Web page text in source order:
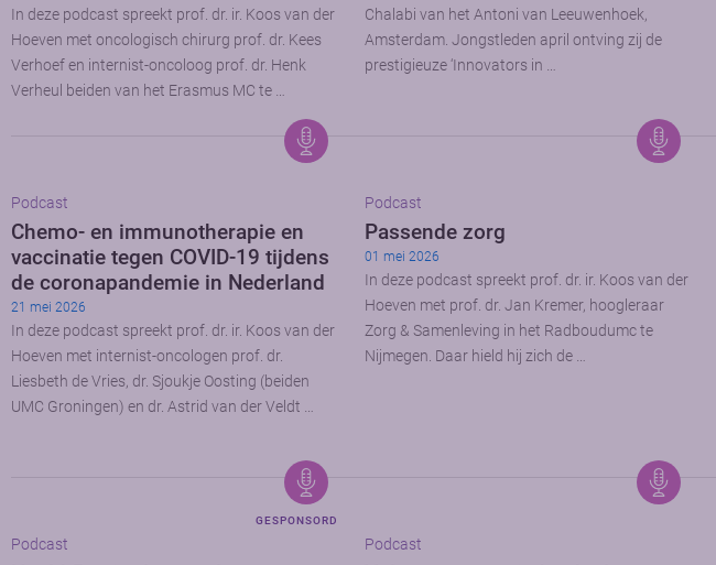
In deze podcast spreekt prof. dr. ir. Koos van der
Hoeven met oncologisch chirurg prof. dr. Kees
Verhoef en internist-oncoloog prof. dr. Henk
Verheul beiden van het Erasmus MC te …
Chalabi van het Antoni van Leeuwenhoek,
Amsterdam. Jongstleden april ontving zij de
prestigieuze ‘Innovators in …
Podcast
Chemo- en immunotherapie en
vaccinatie tegen COVID-19 tijdens
de coronapandemie in Nederland
21 mei 2026
In deze podcast spreekt prof. dr. ir. Koos van der
Hoeven met internist-oncologen prof. dr.
Liesbeth de Vries, dr. Sjoukje Oosting (beiden
UMC Groningen) en dr. Astrid van der Veldt …
Podcast
Passende zorg
01 mei 2026
In deze podcast spreekt prof. dr. ir. Koos van der
Hoeven met prof. dr. Jan Kremer, hoogleraar
Zorg & Samenleving in het Radboudumc te
Nijmegen. Daar hield hij zich de …
GESPONSORD
Podcast Podcast